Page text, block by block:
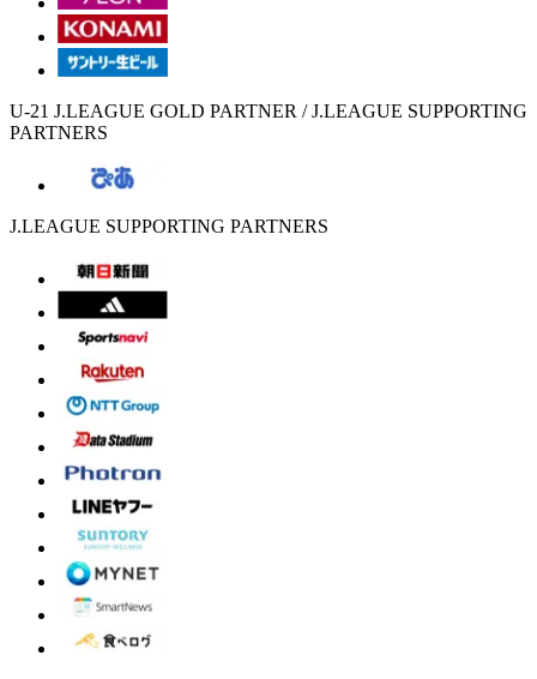
U-21 J.LEAGUE GOLD PARTNER / J.LEAGUE SUPPORTING
PARTNERS
J.LEAGUE SUPPORTING PARTNERS